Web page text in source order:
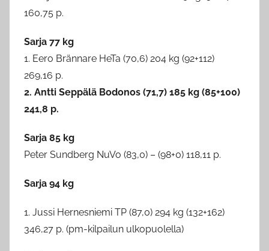
160,75 p.
Sarja 77 kg
1. Eero Brännare HeTa (70,6) 204 kg (92+112)
269,16 p.
2. Antti Seppälä Bodonos (71,7) 185 kg (85+100)
241,8 p.
Sarja 85 kg
Peter Sundberg NuVo (83,0) – (98+0) 118,11 p.
Sarja 94 kg
1. Jussi Hernesniemi TP (87,0) 294 kg (132+162)
346,27 p. (pm-kilpailun ulkopuolella)